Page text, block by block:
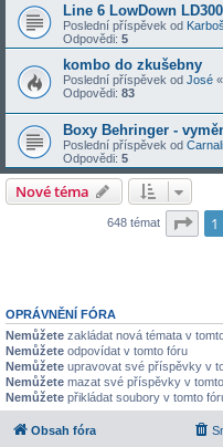
Line 6 LowDown
Poslední příspěvek od Karboš
Odpovědi: 5
kombo do zkušebny
Poslední příspěvek od José «
Odpovědi: 83
Boxy Behringer -
Poslední příspěvek od
Odpovědi: 5
Nové téma
648 témat 1
OPRÁVNĚNÍ FÓRA
Nemůžete zakládat nová témata v
Nemůžete odpovídat v tomto fóru
Nemůžete upravovat své příspěvky v
Nemůžete mazat své příspěvky v
Nemůžete přikládat soubory v tomto
Obsah fóra